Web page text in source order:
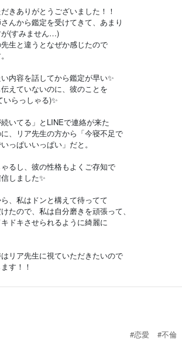
きありがとうございました！！
んから鑑定を受けてきて、あまり
(すみません…)
生と違うとなぜか感じたので
内容を話してから鑑定が早い✨
えていないのに、彼のことを
らっしゃる)✨
いてる」とLINEで連絡が来た
、リア先生の方から「今寝不足で
っぱいいっぱい」だと。
るし、彼の性格もよくご存知で
しました✨
、私はドンと構えて待ってて
たので、私は自分磨きを頑張って、
ドキさせられるように綺麗に
リア先生に視ていただきたいので
す！！
#恋愛
#不倫